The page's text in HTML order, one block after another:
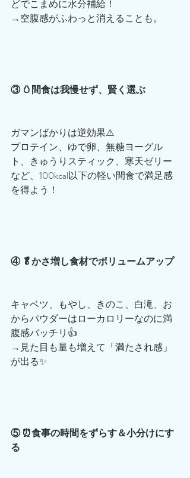
どでこまめに水分補給！
→空腹感がふわっと消えることも。
③ 🥚間食は我慢せず、賢く選ぶ
ガマンばかりは逆効果⚠️
プロテイン、ゆで卵、無糖ヨーグル
ト、きゅうりスティック、寒天ゼリー
など、100kcal以下の軽い間食で満足感
を得よう！
④ 🥬かさ増し食材でボリュームアップ
キャベツ、もやし、きのこ、白滝、お
からパウダーはローカロリーなのに満
腹感バッチリ👍
→見た目も量も増えて「満たされ感」
が出る✨
⑤ ⏰食事の時間をずらす＆小分けにす
る